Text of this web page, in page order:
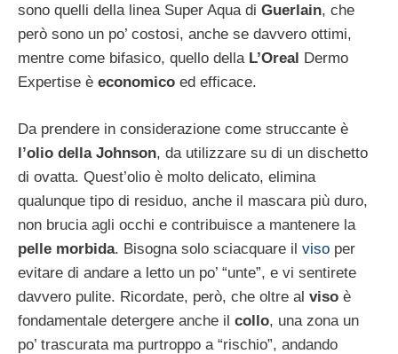
sono quelli della linea Super Aqua di Guerlain, che
però sono un po’ costosi, anche se davvero ottimi,
mentre come bifasico, quello della L’Oreal Dermo
Expertise è economico ed efficace.
Da prendere in considerazione come struccante è
l’olio della Johnson, da utilizzare su di un dischetto
di ovatta. Quest’olio è molto delicato, elimina
qualunque tipo di residuo, anche il mascara più duro,
non brucia agli occhi e contribuisce a mantenere la
pelle morbida. Bisogna solo sciacquare il viso per
evitare di andare a letto un po’ “unte”, e vi sentirete
davvero pulite. Ricordate, però, che oltre al viso è
fondamentale detergere anche il collo, una zona un
po’ trascurata ma purtroppo a “rischio”, andando